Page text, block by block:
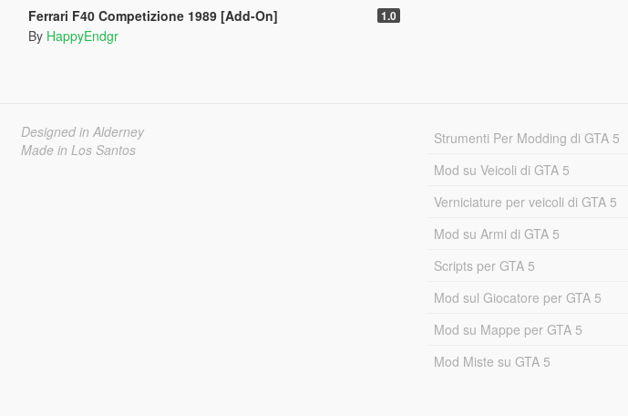
Ferrari F40 Competizione 1989 [Add-On] 1.0
By HappyEndgr
Designed in Alderney
Made in Los Santos
Strumenti Per Modding di GTA 5
Mod su Veicoli di GTA 5
Verniciature per veicoli di GTA 5
Mod su Armi di GTA 5
Scripts per GTA 5
Mod sul Giocatore per GTA 5
Mod su Mappe per GTA 5
Mod Miste su GTA 5